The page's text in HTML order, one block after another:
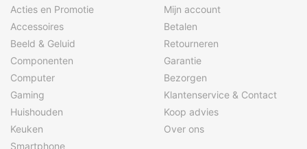
Acties en Promotie
Accessoires
Beeld & Geluid
Componenten
Computer
Gaming
Huishouden
Keuken
Smartphone
Mijn account
Betalen
Retourneren
Garantie
Bezorgen
Klantenservice & Contact
Koop advies
Over ons